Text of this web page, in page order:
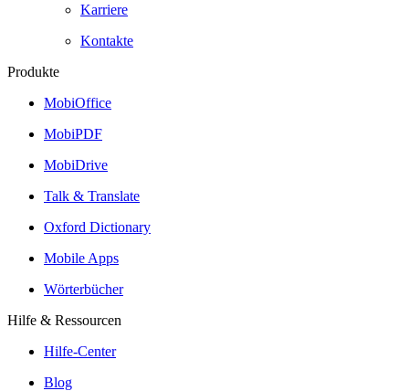
Karriere
Kontakte
Produkte
MobiOffice
MobiPDF
MobiDrive
Talk & Translate
Oxford Dictionary
Mobile Apps
Wörterbücher
Hilfe & Ressourcen
Hilfe-Center
Blog